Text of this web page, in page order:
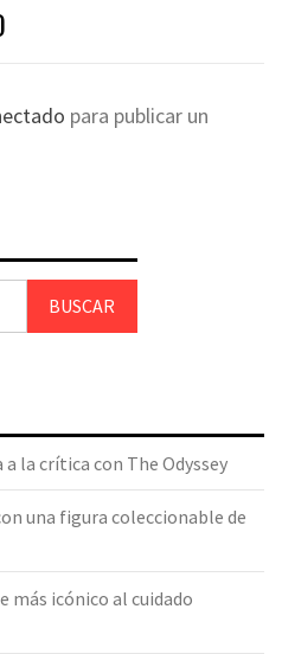
para publicar un
BUSCAR
la crítica con The Odyssey
una figura coleccionable de
más icónico al cuidado